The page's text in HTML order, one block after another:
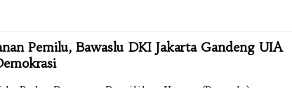
Pemilu, Bawaslu DKI Jakarta Gandeng UIA